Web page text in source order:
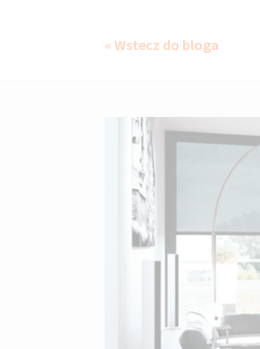
« Wstecz do bloga